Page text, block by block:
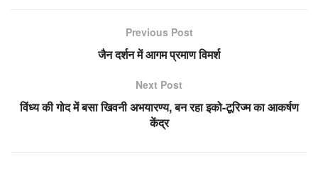
Previous Post
जैन दर्शन में आगम प्रमाण विमर्श
Next Post
विंध्य की गोद में बसा खिवनी अभयारण्य, बन रहा इको-टूरिज्म का आकर्षण
केंद्र